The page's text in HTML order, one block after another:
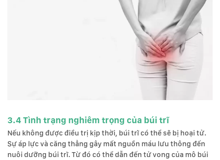
3.4 Tình trạng nghiêm trọng của búi trĩ
Nếu không được điều trị kịp thời, búi trĩ có thể sẽ bị hoại tử.
Sự áp lực và căng thẳng gây mất nguồn máu lưu thông đến
nuôi dưỡng búi trĩ. Từ đó có thể dẫn đến tử vong của mô búi